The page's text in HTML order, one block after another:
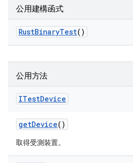
公用建構函式
RustBinaryTest()
公用方法
ITestDevice
getDevice()
取得受測裝置。